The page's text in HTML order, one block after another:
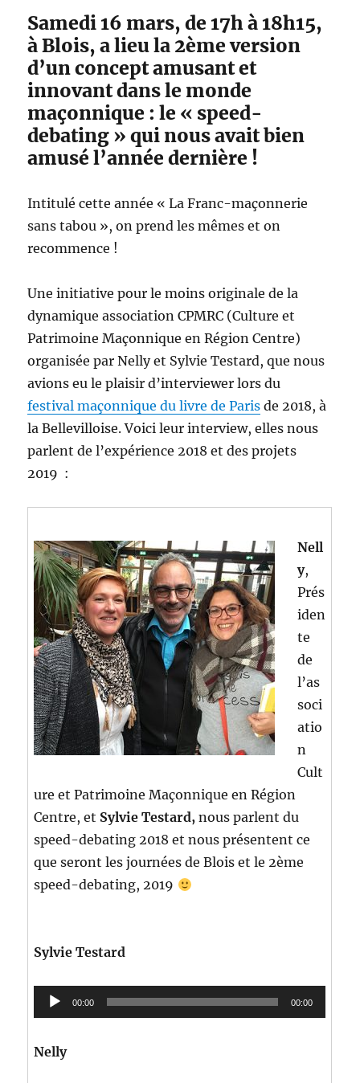
Samedi 16 mars, de 17h à 18h15,
à Blois, a lieu la 2ème version
d’un concept amusant et
innovant dans le monde
maçonnique : le « speed-
debating » qui nous avait bien
amusé l’année dernière !
Intitulé cette année « La Franc-maçonnerie
sans tabou », on prend les mêmes et on
recommence !
Une initiative pour le moins originale de la
dynamique association CPMRC (Culture et
Patrimoine Maçonnique en Région Centre)
organisée par Nelly et Sylvie Testard, que nous
avions eu le plaisir d’interviewer lors du
festival maçonnique du livre de Paris de 2018, à
la Bellevilloise. Voici leur interview, elles nous
parlent de l’expérience 2018 et des projets
2019 :
Nell
y,
Prés
iden
te
de
l’as
soci
atio
n
Cult
ure et Patrimoine Maçonnique en Région
Centre, et Sylvie Testard, nous parlent du
speed-debating 2018 et nous présentent ce
que seront les journées de Blois et le 2ème
speed-debating, 2019
Sylvie Testard
Lecteur
audio
00:00 00:00
Nelly